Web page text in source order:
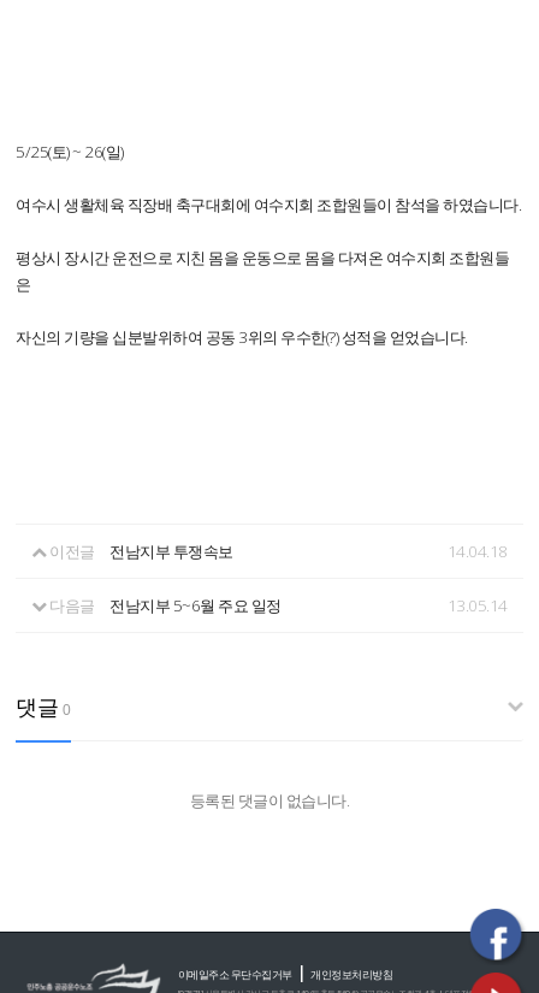
5/25(토) ~ 26(일)
여수시 생활체육 직장배 축구대회에 여수지회 조합원들이 참석을 하였습니다.
평상시 장시간 운전으로 지친 몸을 운동으로 몸을 다져온 여수지회 조합원들
은
자신의 기량을 십분발위하여 공동 3위의 우수한(?) 성적을 얻었습니다.
이전글 전남지부 투쟁속보 14.04.18
다음글 전남지부 5~6월 주요 일정 13.05.14
댓글 0
등록된 댓글이 없습니다.
이메일주소 무단수집거부|개인정보처리방침